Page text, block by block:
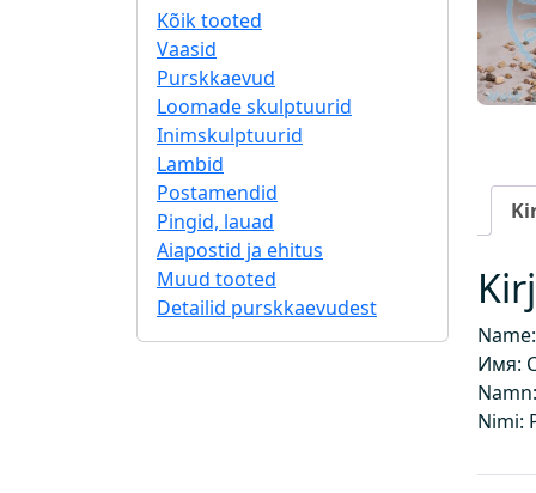
Kõik tooted
Vaasid
Purskkaevud
Loomade skulptuurid
Inimskulptuurid
Lambid
Postamendid
Pingid, lauad
Aiapostid ja ehitus
Muud tooted
Detailid purskkaevudest
Имя:
Nimi: